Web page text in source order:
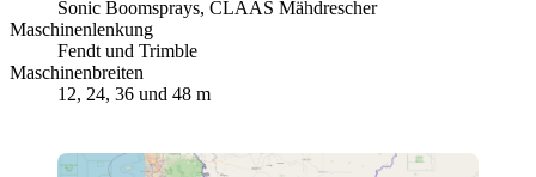
Sonic Boomsprays, CLAAS Mähdrescher
Maschinenlenkung
Fendt und Trimble
Maschinenbreiten
12, 24, 36 und 48 m